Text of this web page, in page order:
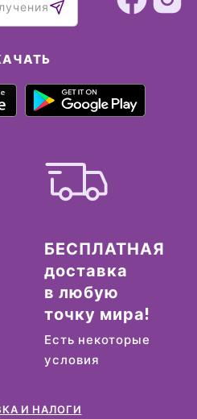
БЕСПЛАТНАЯ
доставка
в любую
точку мира!
Есть некоторые
условия
И НАЛОГИ